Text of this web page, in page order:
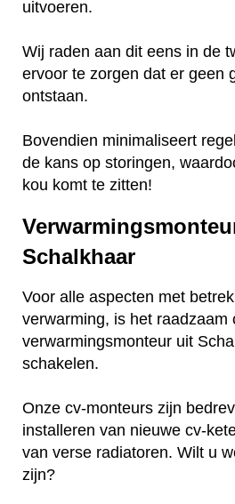
uitvoeren.
Wij raden aan dit eens in de
ervoor te zorgen dat er geen
ontstaan.
Bovendien minimaliseert
de kans op storingen,
kou komt te zitten!
Schalkhaar
Voor alle aspecten met
verwarming, is het raadzaam
verwarmingsmonteur uit
schakelen.
Onze cv-monteurs zijn
installeren van nieuwe cv-
van verse radiatoren. Wilt u
zijn?